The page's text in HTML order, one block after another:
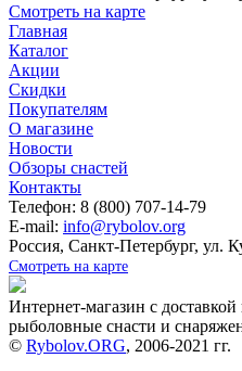
Смотреть на карте
Главная
Каталог
Акции
Скидки
Покупателям
О магазине
Новости
Обзоры снастей
Контакты
Телефон: 8 (800) 707-14-79
E-mail: info@rybolov.org
Россия, Санкт-Петербург, ул.
Смотреть на карте
Интернет-магазин с
рыболовные снасти и
© Rybolov.ORG, 2006-2021 гг.